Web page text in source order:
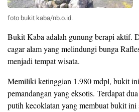
foto bukit kaba/nb.o.id.
Bukit Kaba adalah gunung berapi aktif.
cagar alam yang melindungi bunga
menjadi tempat wisata.
Memiliki ketinggian 1.980 mdpl, bukit
pemandangan yang eksotis. Terdapat
putih kecoklatan yang membuat bukit ini